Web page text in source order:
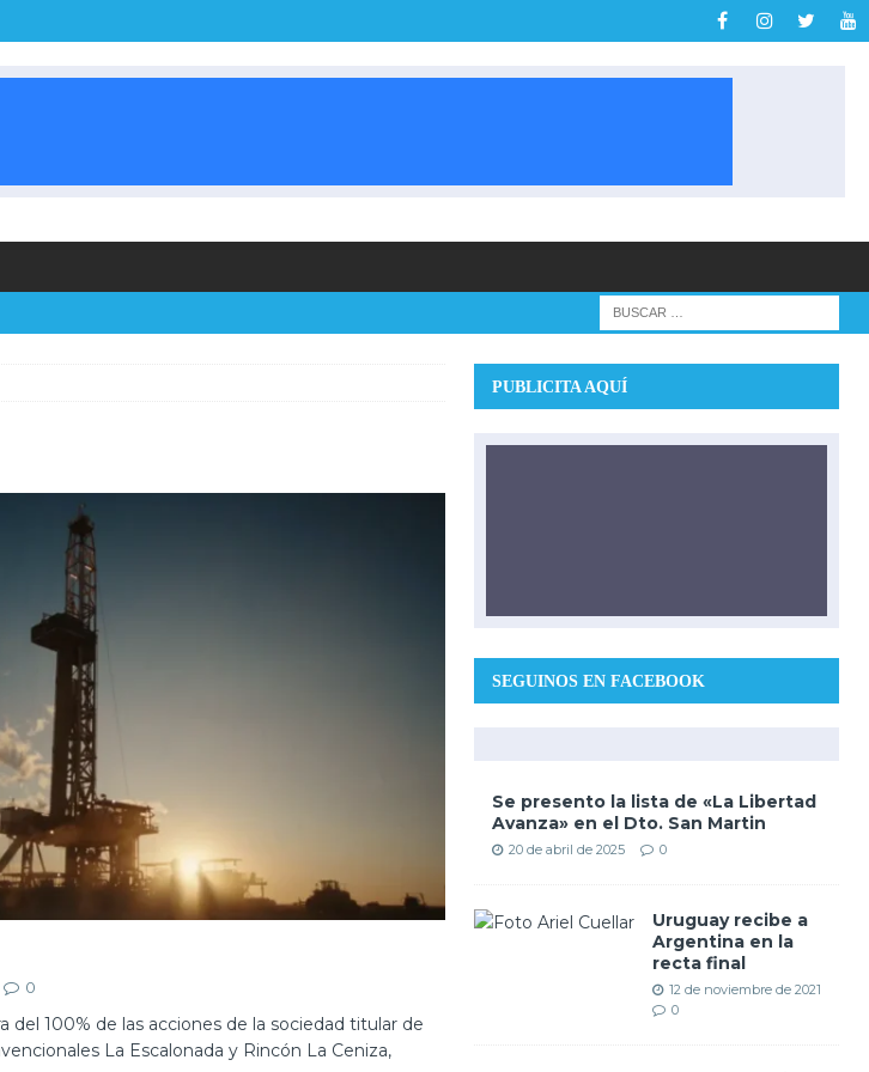
0
del 100% de las acciones de la sociedad titular de
La Escalonada y Rincón La Ceniza,
PUBLICITA AQUÍ
SEGUINOS EN FACEBOOK
Se presento la lista de «La Libertad
Avanza» en el Dto. San Martin
20 de abril de 2025 0
Uruguay recibe a
Argentina en la
recta final
12 de noviembre de 2021
0